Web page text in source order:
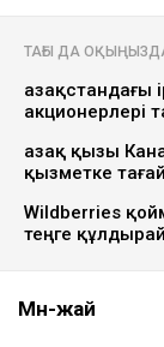
ТАҒЫ ДА
Қазақстандағы
акционерлері
Қазақ қызы
қызметке
Wildberries
теңге
Мән-жай